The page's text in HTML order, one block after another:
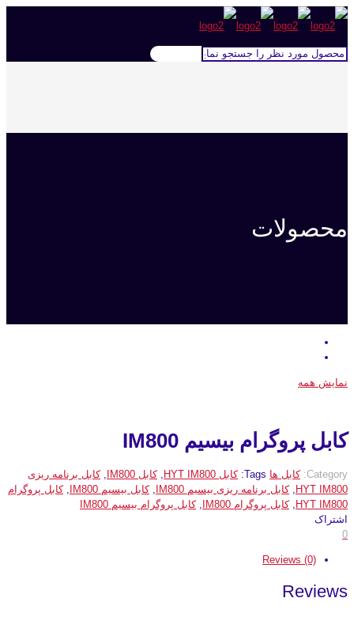
محصولات
نمایش همه
کابل پروگرام بیسیم IM800
Category: کابل ها Tags: کابل HYT IM800 ,کابل IM800 ,کابل برنامه ریزی
HYT IM800
,کابل برنامه ریزی بیسیم IM800 ,کابل بیسیم IM800 ,کابل پروگرام
HYT IM800
,کابل پروگرام IM800 ,کابل پروگرام بیسیم IM800
اشتراک
0
Reviews (0)
Reviews